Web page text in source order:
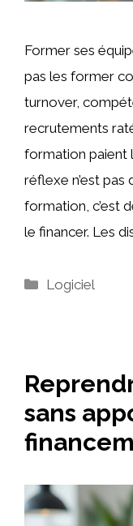
Former ses
pas les former
turnover,
recrutements
formation paient
réflexe n’est
formation, c’est
le financer. Les
Catégories
Logiciel
sans